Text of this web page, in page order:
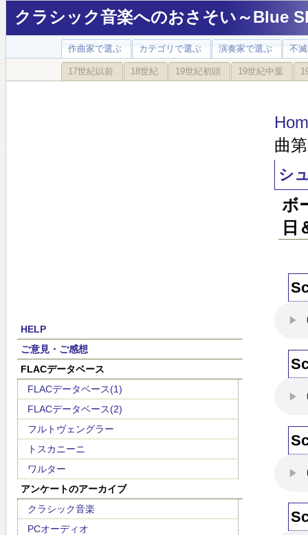
クラシック音楽へのおさそい～Blue
作曲家で選ぶ カテゴリで選ぶ 演奏家で選ぶ 不
17世紀以前 18世紀 19世紀初頭 19世紀中葉
HELP
ご意見・ご感想
FLACデータベース
FLACデータベース(1)
FLACデータベース(2)
フルトヴェングラー
トスカニーニ
ワルター
アンケートのアーカイブ
クラシック音楽
PCオーディオ
曲
シ
ボ
日